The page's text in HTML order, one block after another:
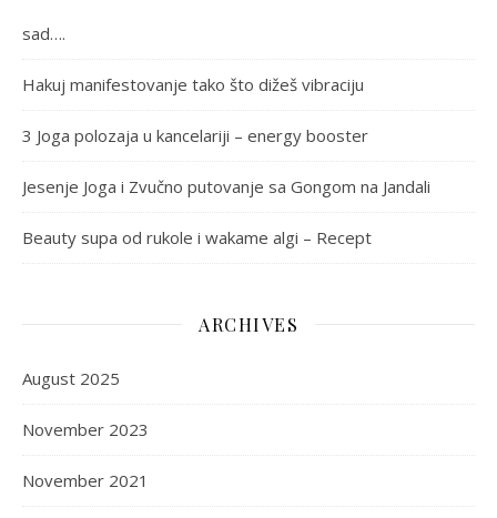
sad….
Hakuj manifestovanje tako što dižeš vibraciju
3 Joga polozaja u kancelariji – energy booster
Jesenje Joga i Zvučno putovanje sa Gongom na Jandali
Beauty supa od rukole i wakame algi – Recept
ARCHIVES
August 2025
November 2023
November 2021